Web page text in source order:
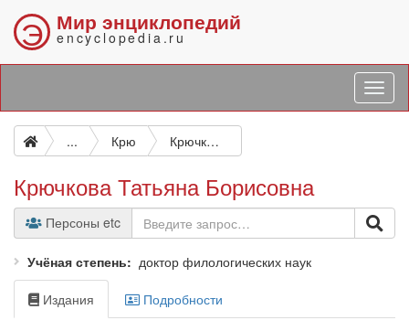
Э Мир энциклопедий
encyclopedia.ru
... Крю Крючкова Татьяна Борисовна
Крючкова Татьяна Борисовна
Персоны etc
Учёная степень доктор филологических наук
Издания Подробности